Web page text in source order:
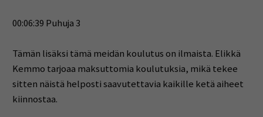
00:06:39 Puhuja 3
Tämän lisäksi tämä meidän koulutus on ilmaista. Elikkä
Kemmo tarjoaa maksuttomia koulutuksia, mikä tekee
sitten näistä helposti saavutettavia kaikille ketä aiheet
kiinnostaa.